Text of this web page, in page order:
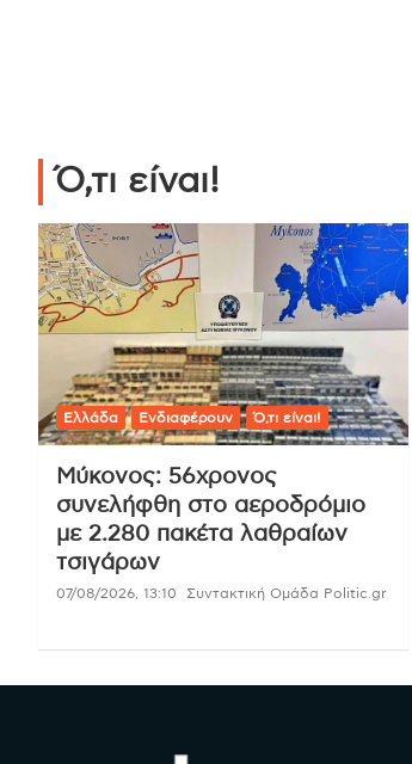
Ό,τι είναι!
Ελλάδα Ενδιαφέρουν Ό,τι είναι!
Μύκονος: 56χρονος
συνελήφθη στο αεροδρόμιο
με 2.280 πακέτα λαθραίων
τσιγάρων
07/08/2026, 13:10 Συντακτική Ομάδα Politic.gr